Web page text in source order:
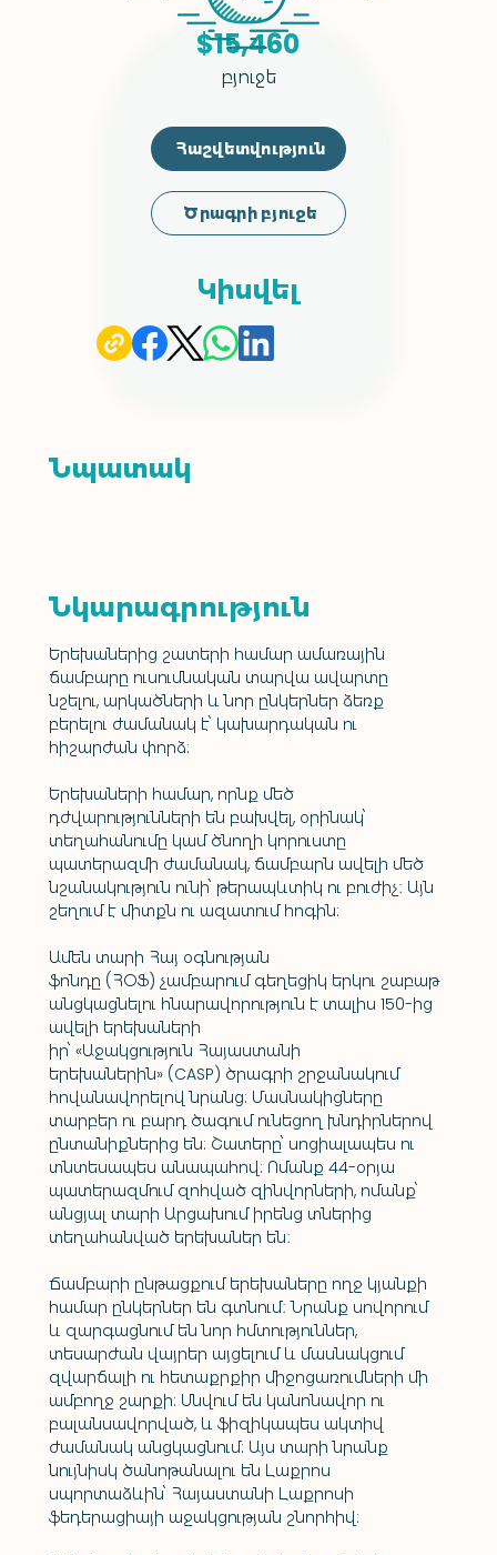
Հաշվետվություն
Ծրագրի բյուջե
բյուջե
$15,460
Կիսվել
Նպատակ
Նկարագրություն
Երեխաներից շատերի համար ամառային
ճամբարը ուսումնական տարվա ավարտը
նշելու, արկածների և նոր ընկերներ ձեռք
բերելու ժամանակ է՝ կախարդական ու
հիշարժան փորձ:
Երեխաների համար, որնք մեծ
դժվարությունների են բախվել, օրինակ՝
տեղահանումը կամ ծնողի կորուստը
պատերազմի ժամանակ, ճամբարն ավելի մեծ
նշանակություն ունի՝ թերապևտիկ ու բուժիչ։ Այն
շեղում է միտքն ու ազատում հոգին:
Ամեն տարի Հայ օգնության
ֆոնդը (ՀՕՖ) չամբարում գեղեցիկ երկու շաբաթ
անցկացնելու հնարավորություն է տալիս 150-ից
ավելի երեխաների
իր՝ «Աջակցություն Հայաստանի
երեխաներին» (CASP) ծրագրի շրջանակում
հովանավորելով նրանց: Մասնակիցները
տարբեր ու բարդ ծագում ունեցող խնդիրներով
ընտանիքներից են: Շատերը՝ սոցիալապես ու
տնտեսապես անապահով: Ոմանք 44-օրյա
պատերազմում զոհված զինվորների, ոմանք՝
անցյալ տարի Արցախում իրենց տներից
տեղահանված երեխաներ են։
Ճամբարի ընթացքում երեխաները ողջ կյանքի
համար ընկերներ են գտնում։ Նրանք սովորում
և զարգացնում են նոր հմտություններ,
տեսարժան վայրեր այցելում և մասնակցում
զվարճալի ու հետաքրքիր միջոցառումների մի
ամբողջ շարքի: Սնվում են կանոնավոր ու
բալանսավորված, և ֆիզիկապես ակտիվ
ժամանակ անցկացնում: Այս տարի նրանք
նույնիսկ ծանոթանալու են Լաքրոս
սպորտաձևին՝ Հայաստանի Լաքրոսի
ֆեդերացիայի աջակցության շնորհիվ: